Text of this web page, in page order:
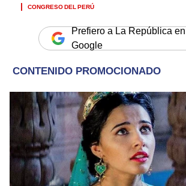
CONGRESO DEL PERÚ
Prefiero a La República en
Google